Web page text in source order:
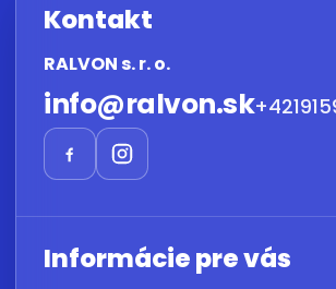
Kontakt
RALVON s. r. o.
info@ralvon.sk
Informácie pre vás